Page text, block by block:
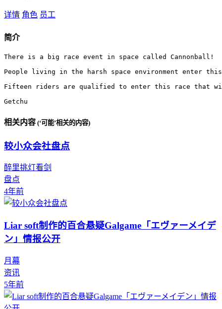
详情 角色 员工
简介
There is a big race event in space called Cannonball!
People living in the harsh space environment enter
Fifteen riders are qualified to enter this race that
Getchu
相关内容 (‘可能’相关的内容)
较小众会社盘点
醉里挑灯看剑
盘点
4年前
Liar soft制作的百合悬疑Galgame「エヴァーメイデ
ン」情报公开
月幕
资讯
5年前